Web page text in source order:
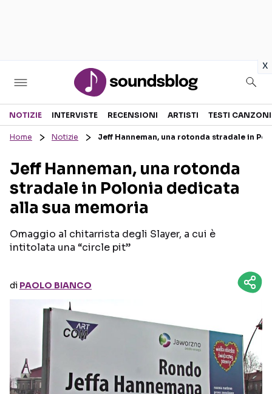
x
Sezioni
RECENSIONI MUSICALI
INTERVISTE
GOSSIP E CURIOSITÀ
TESTI CANZONI
TOUR ED EVENTI
TALENT SHOW
NOTIZIE INTERVISTE RECENSIONI ARTISTI TESTI CANZONI
Home Notizie Jeff Hanneman, una rotonda stradale in
Jeff Hanneman, una rotonda
stradale in Polonia dedicata
alla sua memoria
Omaggio al chitarrista degli Slayer, a cui è
intitolata una “circle pit”
di PAOLO BIANCO